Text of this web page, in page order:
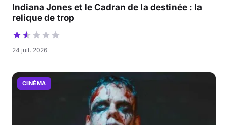
Indiana Jones et le Cadran de la destinée : la
relique de trop
24 juil. 2026
CINÉMA